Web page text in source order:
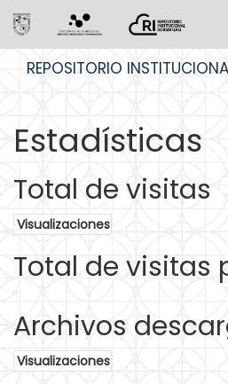
REPOSITORIO
Estadísticas
Total de visitas
Visualizaciones
Total de visitas
Archivos
Visualizaciones